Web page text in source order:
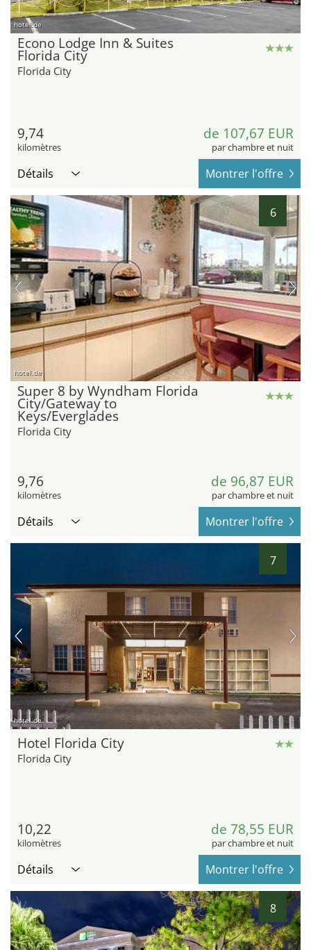
hotel.de
Econo Lodge Inn & Suites
Florida City
Florida City
9,74
kilomètres
de 107,67 EUR
par chambre et nuit
Détails Montrer l'offre
6
hotel.de
Super 8 by Wyndham Florida
City/Gateway to
Keys/Everglades
Florida City
9,76
kilomètres
de 96,87 EUR
par chambre et nuit
Détails Montrer l'offre
7
hotel.de
Hotel Florida City
Florida City
10,22
kilomètres
de 78,55 EUR
par chambre et nuit
Détails Montrer l'offre
8